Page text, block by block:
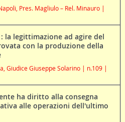
Pres. Magliulo – Rel. Minauro |
: la legittimazione ad agire del
con la produzione della
Giudice Giuseppe Solarino | n.109 |
ha diritto alla consegna
alle operazioni dell'ultimo